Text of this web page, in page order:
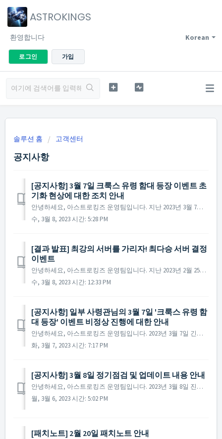
ASTROKINGS
Korean
환영합니다
로그인 가입
솔루션 홈 고객센터
공지사항
[공지사항] 3월 7일 크룩스 유령 함대 등장 이벤트 초
기화 현상에 대한 조치 안내
안녕하세요, 아스트로킹즈 운영팀입니다. 지난 2023년 3월 7일 크룩스 유령 함대 등장 이벤트의 진행 사항이 중간에 초기화되는 현상이 확인되었습니다. 해당 부분에 대해서는 전체 서버를 대상으로 확인 작업을 진행하였으며, 상세 내역을 확인하면서 조치가 늦어진 점 사...
수, 3월 8, 2023 시간: 5:28 PM
[결과 발표] 최강의 서버를 가리자! 최다승 서버 결정
이벤트
안녕하세요, 아스트로킹즈 운영팀입니다. 지난 2023년 2월 25일 ~ 2023년 2월 26일 진행된 제국 연맹 대전(베타)에 참여해주신 모든 사령관님께 감사드리며, 최다승 서버 결정 이벤트의 결과를 안내해 드립니다. ▶ '최강의 서버를 가리자! 최다승...
수, 3월 8, 2023 시간: 12:33 PM
[공지사항] 일부 사령관님의 3월 7일 '크룩스 유령 함
대 등장' 이벤트 비정상 진행에 대한 안내
안녕하세요, 아스트로킹즈 운영팀입니다. 2023년 3월 7일 긴급 점검 이후 일부 사령관님께서 '크룩스 유령 함대 등장' 이벤트가 정상적으로 진행되지 않은 현상이 확인되었습니다. 상세 내용 확인하여 신속하게 다시 공지드릴 수 있도록 하겠습니다. 사령...
화, 3월 7, 2023 시간: 7:17 PM
[공지사항] 3월 8일 정기점검 및 업데이트 내용 안내
안녕하세요, 아스트로킹즈 운영팀입니다. 2023년 3월 8일 진행될 정기점검과 업데이트 내용에 대해 안내해 드립니다. ※ 해당 공지는 사전 공지이기에 일부 내용이 변경될 수 있으며, 변경 시 미리 공지를 통해 안내해 드릴 예정입니다. ▶ 2023년 3월...
월, 3월 6, 2023 시간: 5:02 PM
​[패치노트] 2월 20일 패치노트 안내